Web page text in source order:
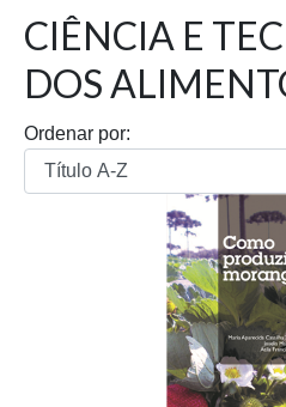
CIÊNCIA E
DOS
Ordenar por: